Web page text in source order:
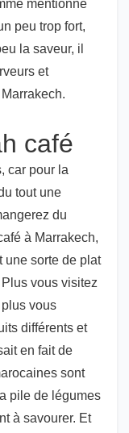
mentionné
peu trop fort,
la saveur, il
et
café
car pour la
tout une
du
à Marrakech,
une sorte de plat
vous visitez
vous
différents et
en fait de
sont
pile de légumes
à savourer. Et